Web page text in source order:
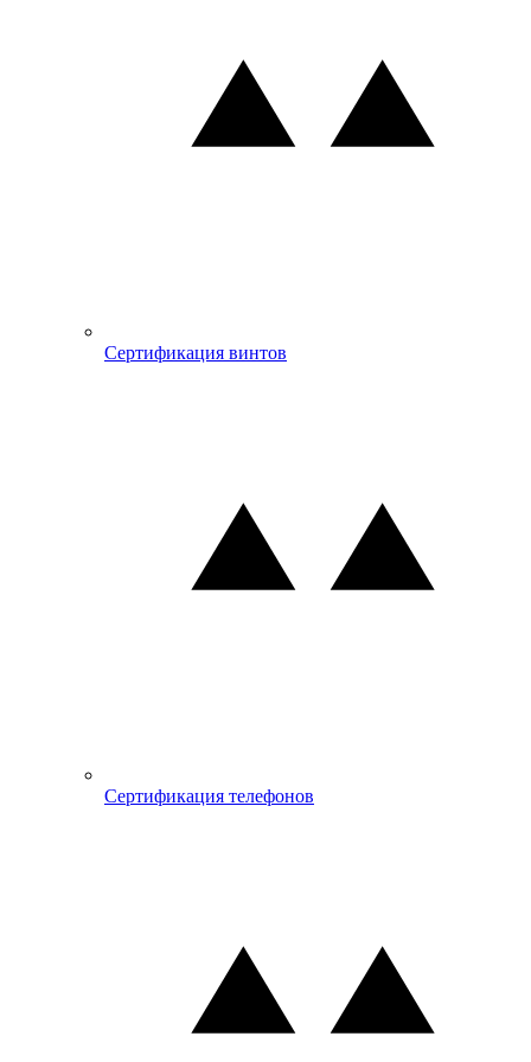
Сертификация винтов
Сертификация телефонов